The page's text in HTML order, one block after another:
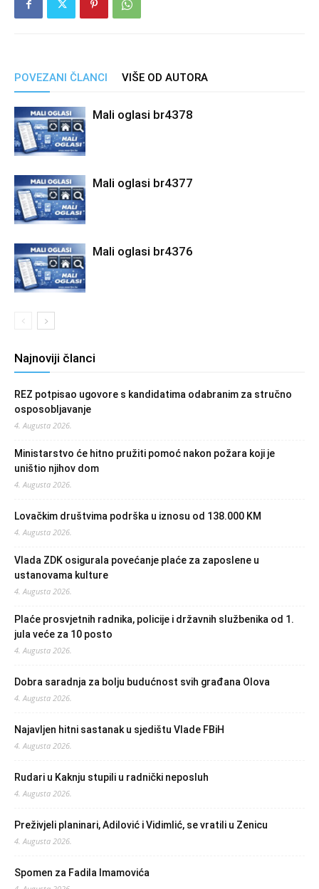
POVEZANI ČLANCI VIŠE OD AUTORA
Mali oglasi br4378
Mali oglasi br4377
Mali oglasi br4376
Najnoviji članci
REZ potpisao ugovore s kandidatima odabranim za stručno
osposobljavanje
4. Augusta 2026.
Ministarstvo će hitno pružiti pomoć nakon požara koji je
uništio njihov dom
4. Augusta 2026.
Lovačkim društvima podrška u iznosu od 138.000 KM
4. Augusta 2026.
Vlada ZDK osigurala povećanje plaće za zaposlene u
ustanovama kulture
4. Augusta 2026.
Plaće prosvjetnih radnika, policije i državnih službenika od 1.
jula veće za 10 posto
4. Augusta 2026.
Dobra saradnja za bolju budućnost svih građana Olova
4. Augusta 2026.
Najavljen hitni sastanak u sjedištu Vlade FBiH
4. Augusta 2026.
Rudari u Kaknju stupili u radnički neposluh
4. Augusta 2026.
Preživjeli planinari, Adilović i Vidimlić, se vratili u Zenicu
4. Augusta 2026.
Spomen za Fadila Imamovića